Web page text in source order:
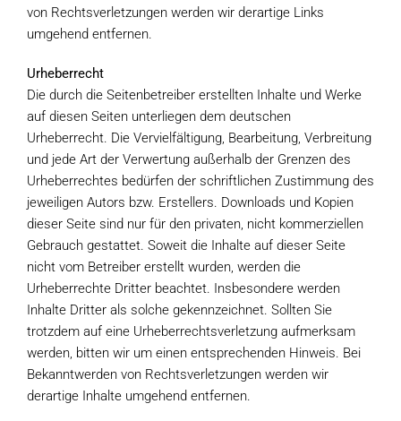
von Rechtsverletzungen werden wir derartige Links
umgehend entfernen.
Urheberrecht
Die durch die Seitenbetreiber erstellten Inhalte und Werke
auf diesen Seiten unterliegen dem deutschen
Urheberrecht. Die Vervielfältigung, Bearbeitung, Verbreitung
und jede Art der Verwertung außerhalb der Grenzen des
Urheberrechtes bedürfen der schriftlichen Zustimmung des
jeweiligen Autors bzw. Erstellers. Downloads und Kopien
dieser Seite sind nur für den privaten, nicht kommerziellen
Gebrauch gestattet. Soweit die Inhalte auf dieser Seite
nicht vom Betreiber erstellt wurden, werden die
Urheberrechte Dritter beachtet. Insbesondere werden
Inhalte Dritter als solche gekennzeichnet. Sollten Sie
trotzdem auf eine Urheberrechtsverletzung aufmerksam
werden, bitten wir um einen entsprechenden Hinweis. Bei
Bekanntwerden von Rechtsverletzungen werden wir
derartige Inhalte umgehend entfernen.